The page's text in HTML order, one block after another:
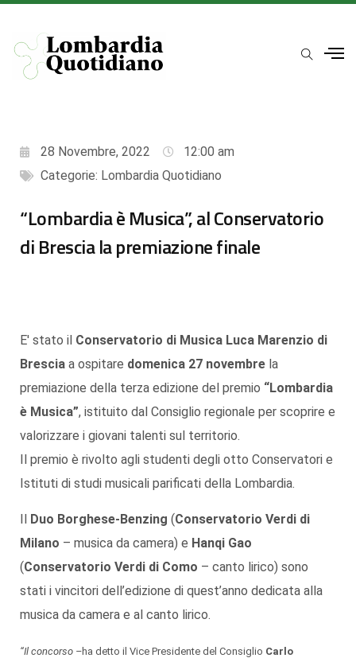
28 Novembre, 2022
12:00 am
Categorie: Lombardia Quotidiano
“Lombardia è Musica”, al Conservatorio
di Brescia la premiazione finale
E' stato il Conservatorio di Musica Luca Marenzio di
Brescia a ospitare domenica 27 novembre la
premiazione della terza edizione del premio “Lombardia
è Musica”, istituito dal Consiglio regionale per scoprire e
valorizzare i giovani talenti sul territorio.
Il premio è rivolto agli studenti degli otto Conservatori e
Istituti di studi musicali parificati della Lombardia.
Il Duo Borghese-Benzing (Conservatorio Verdi di
Milano – musica da camera) e Hanqi Gao
(Conservatorio Verdi di Como – canto lirico) sono
stati i vincitori dell’edizione di quest’anno dedicata alla
musica da camera e al canto lirico.
“Il concorso –ha detto il Vice Presidente del Consiglio Carlo